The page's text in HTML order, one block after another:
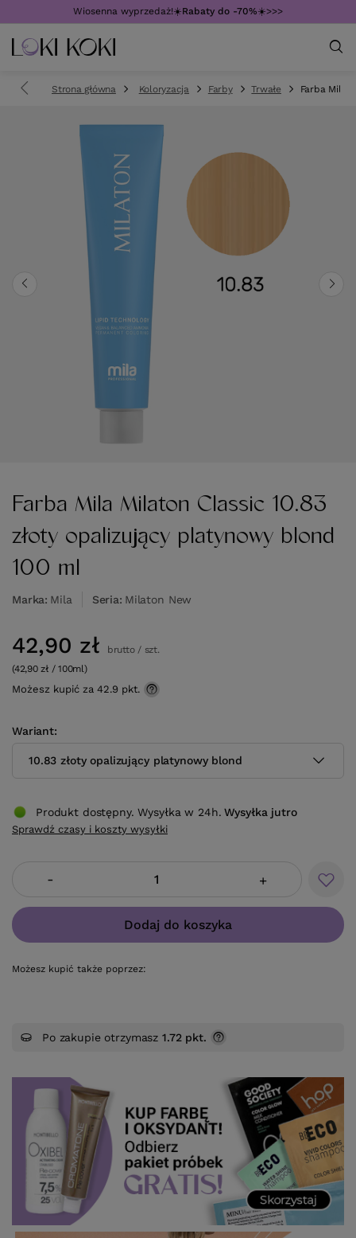
Wiosenna wyprzedaż!☀️Rabaty do -70%☀️>>>
Strona główna Koloryzacja Farby Trwałe Farba Mila
Farba Mila Milaton Classic 10.83
złoty opalizujący platynowy blond
100 ml
Marka Mila Seria Milaton New
Wariant
10.83 złoty opalizujący platynowy blond
42,90 zł brutto/ szt.
(42,90 zł / 100ml)
Możesz kupić za 42.9 pkt.
- +
Dodaj do koszyka
Możesz kupić także poprzez:
Produkt dostępny. Wysyłka w 24h. Wysyłka jutro
Sprawdź czasy i koszty wysyłki
Po zakupie otrzymasz1.72 pkt.